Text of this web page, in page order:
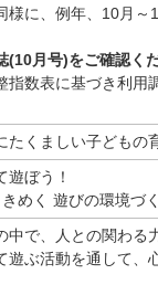
様に、例年、10月
月号)をご確認くだ
指数表に基づき利用
たくましい子どもの
遊ぼう！
めく 遊びの環境づ
中で、人との関わる
遊ぶ活動を通して